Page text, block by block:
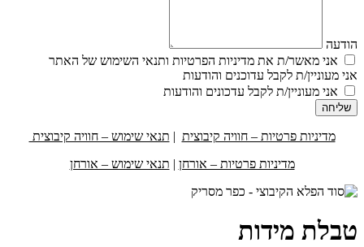
הודעה
אני מאשר/ת את מדיניות הפרטיות ותנאי השימוש של האתר
אני מעוניין/ת לקבל עדוכנים והודעות
אני מעוניין/ת לקבל עדכונים והודעות
שליחה
מדיניות פרטיות – חוויה קיבוצית | תנאי שימוש – חוויה קיבוצית
מדיניות פרטיות – אורחן | תנאי שימוש – אורחן
טבלת מידות